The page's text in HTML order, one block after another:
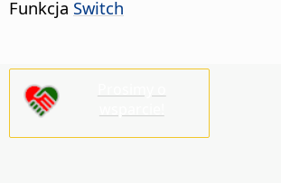
Funkcja Switch